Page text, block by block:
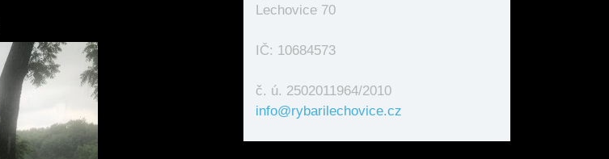
Lechovice 70
IČ: 10684573
č. ú. 2502011964/2010
info@rybarilechovice.cz